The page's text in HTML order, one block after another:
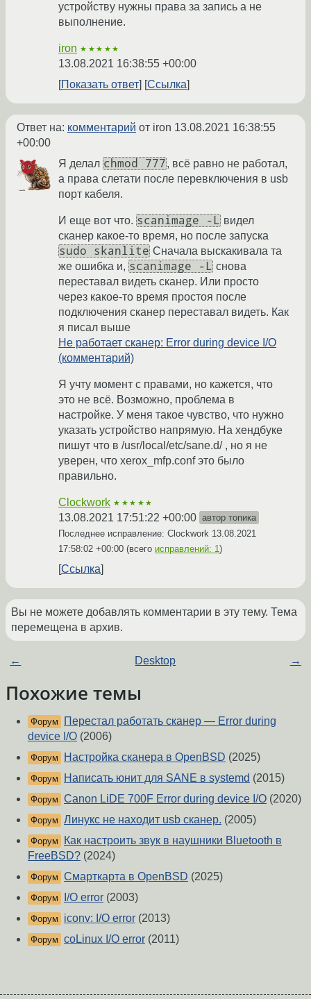
устройству нужны права за запись а не
выполнение.
iron ★★★★★
13.08.2021 16:38:55 +00:00
Показать ответ
Ссылка
Ответ на: комментарий от iron 13.08.2021 16:38:55
+00:00
Я делал chmod 777, всё равно не работал,
а права слетати после перевключения в usb
порт кабеля.
И еще вот что. scanimage -L видел
сканер какое-то время, но после запуска
sudo skanlite Сначала выскакивала та
же ошибка и, scanimage -L снова
переставал видеть сканер. Или просто
через какое-то время простоя после
подключения сканер переставал видеть. Как
я писал выше
Не работает сканер: Error during device I/O
(комментарий)
Я учту момент с правами, но кажется, что
это не всё. Возможно, проблема в
настройке. У меня такое чувство, что нужно
указать устройство напрямую. На хендбуке
пишут что в /usr/local/etc/sane.d/ , но я не
уверен, что xerox_mfp.conf это было
правильно.
Clockwork ★★★★★
13.08.2021 17:51:22 +00:00 автор топика
Последнее исправление: Clockwork 13.08.2021
17:58:02 +00:00 (всего исправлений: 1)
Ссылка
Вы не можете добавлять комментарии в эту тему. Тема
перемещена в архив.
← Desktop →
Похожие темы
Форум
Перестал работать сканер — Error during
device I/O (2006)
Форум Настройка сканера в OpenBSD (2025)
Форум Написать юнит для SANE в systemd (2015)
Форум Canon LiDE 700F Error during device I/O (2020)
Форум Линукс не находит usb сканер. (2005)
Форум
Как настроить звук в наушники Bluetooth в
FreeBSD? (2024)
Форум Смарткарта в OpenBSD (2025)
Форум I/O error (2003)
Форум iconv: I/O error (2013)
Форум coLinux I/O error (2011)